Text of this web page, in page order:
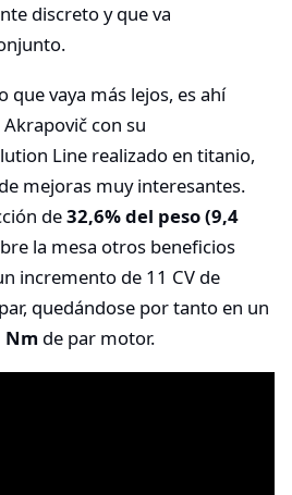
discreto y que va
que vaya más lejos, es ahí
con su
Line realizado en titanio,
mejoras muy interesantes.
de32,6% del peso (9,4
la mesa otros beneficios
incremento de 11 CV de
quedándose por tanto en un
Nm de par motor.